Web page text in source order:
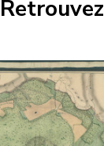
Retrouvez